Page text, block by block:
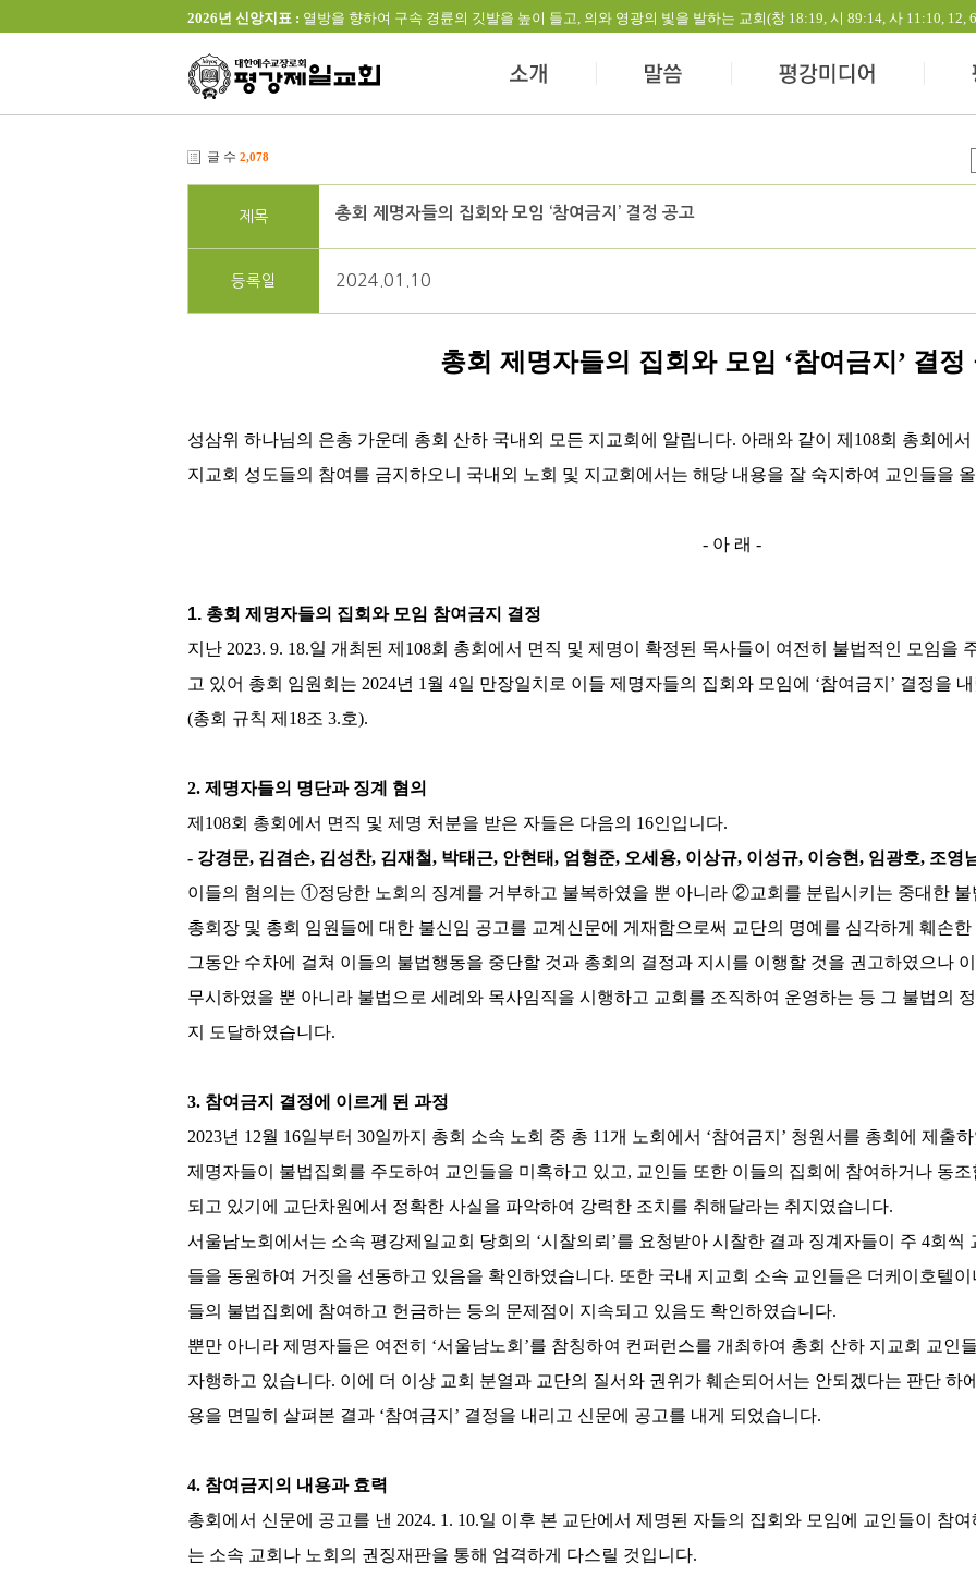
2026년 신앙지표 : 열방을 향하여 구속 경륜의 깃발을 높이 들고, 의와 영광의 빛을 발하는 교회(창 18:19, 시 89:14, 사 11:10, 12,
글 수 2,078
제목 총회 제명자들의 집회와 모임 ‘참여금지’ 결정 공고
등록일 2024.01.10
총회 제명자들의 집회와 모임 ‘참여금지 ’ 결정
성삼위 하나님의 은총 가운데 총회 산하 국내외 모든 지교회에 알립니다. 아래와 같이 제 108회 총회에
지교회 성도들의 참여를 금지하오니 국내외 노회 및 지교회에서는 해당 내용을 잘 숙지하여 교인들을
- 아 래 -
1. 총회 제명자들의 집회와 모임 참여금지 결정
지난 2023. 9. 18.일 개최된 제 108회 총회에서 면직 및 제명이 확정된 목사들이 여전히 불법적인 모임을
고 있어 총회 임원회는 2024년 1 월 4일 만장일치로 이들 제명자들의 집회와 모임에 ‘참여금지 ’ 결정을
(총회 규칙 제 18조 3.호).
2. 제명자들의 명단과 징계 혐의
제 108회 총회에서 면직 및 제명 처분을 받은 자들은 다음의 16인입니다.
- 강경문, 김겸손, 김성찬, 김재철, 박태근, 안현태, 엄형준, 오세용, 이상규, 이성규, 이승현, 임광호, 조영
이들의 혐의는 ①정당한 노회의 징계를 거부하고 불복하였을 뿐 아니라 ②교회를 분립시키는 중대한
총회장 및 총회 임원들에 대한 불신임 공고를 교계신문에 게재함으로써 교단의 명예를 심각하게 훼손
그동안 수차에 걸쳐 이들의 불법행동을 중단할 것과 총회의 결정과 지시를 이행할 것을 권고하였으나
무시하였을 뿐 아니라 불법으로 세례와 목사임직을 시행하고 교회를 조직하여 운영하는 등 그 불법의
지 도달하였습니다.
3. 참여금지 결정에 이르게 된 과정
2023년 12월 16일부터 30일까지 총회 소속 노회 중 총 11개 노회에서 ‘참여금지 ’ 청원서를 총회에 제출
제명자들이 불법집회를 주도하여 교인들을 미혹하고 있고, 교인들 또한 이들의 집회에 참여하거나 동
되고 있기에 교단차원에서 정확한 사실을 파악하여 강력한 조치를 취해달라는 취지였습니다.
서울남노회에서는 소속 평강제일교회 당회의 ‘시찰의뢰 ’를 요청받아 시찰한 결과 징계자들이 주 4회씩
들을 동원하여 거짓을 선동하고 있음을 확인하였습니다. 또한 국내 지교회 소속 교인들은 더케이호텔
들의 불법집회에 참여하고 헌금하는 등의 문제점이 지속되고 있음도 확인하였습니다.
뿐만 아니라 제명자들은 여전히 ‘서울남노회 ’를 참칭하여 컨퍼런스를 개최하여 총회 산하 지교회 교인
자행하고 있습니다. 이에 더 이상 교회 분열과 교단의 질서와 권위가 훼손되어서는 안되겠다는 판단 하
용을 면밀히 살펴본 결과 ‘참여금지 ’ 결정을 내리고 신문에 공고를 내게 되었습니다.
4. 참여금지의 내용과 효력
총회에서 신문에 공고를 낸 2024. 1. 10.일 이후 본 교단에서 제명된 자들의 집회와 모임에 교인들이 참여
는 소속 교회나 노회의 권징재판을 통해 엄격하게 다스릴 것입니다.